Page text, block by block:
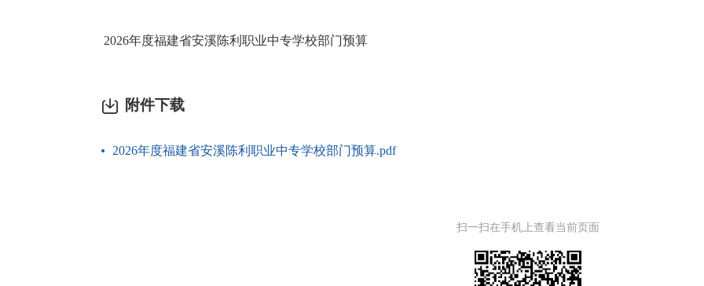
2026年度福建省安溪陈利职业中专学校部门预算
附件下载
2026年度福建省安溪陈利职业中专学校部门预算.pdf
扫一扫在手机上查看当前页面